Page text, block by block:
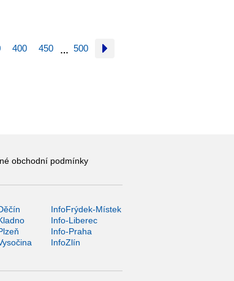
400 450 … 500
obchodní podmínky
InfoFrýdek-Místek
Info-Liberec
Info-Praha
InfoZlín